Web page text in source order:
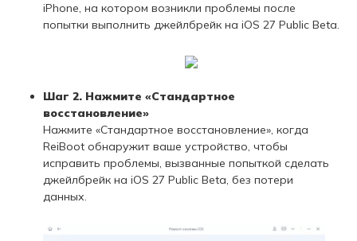
iPhone, на котором возникли проблемы после
попытки выполнить джейлбрейк на iOS 27 Public Beta.
Шаг 2. Нажмите «Стандартное
восстановление»
Нажмите «Стандартное восстановление», когда
ReiBoot обнаружит ваше устройство, чтобы
исправить проблемы, вызванные попыткой сделать
джейлбрейк на iOS 27 Public Beta, без потери
данных.